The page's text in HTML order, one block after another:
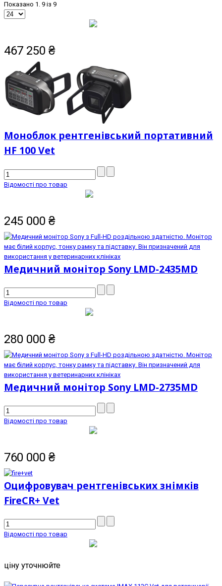
Показано 1. 9 із 9
467 250 ₴
Моноблок рентгенівський портативний
HF 100 Vet
Відомості про товар
245 000 ₴
Медичний монітор Sony LMD-2435MD
Відомості про товар
280 000 ₴
Медичний монітор Sony LMD-2735MD
Відомості про товар
760 000 ₴
Оцифровувач рентгенівських знімків
FireCR+ Vet
Відомості про товар
ціну уточнюйте